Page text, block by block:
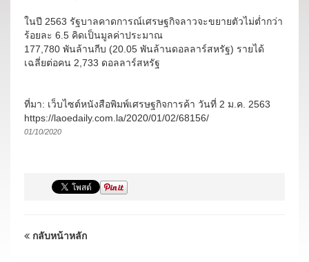
ในปี 2563 รัฐบาลคาดการณ์เศรษฐกิจลาวจะขยายตัวไม่ต่ำกว่า
ร้อยละ 6.5 คิดเป็นมูลค่าประมาณ
177,780 พันล้านกีบ (20.05 พันล้านดอลลาร์สหรัฐ) รายได้
เฉลี่ยต่อคน 2,733 ดอลลาร์สหรัฐ
ที่มา: เว็บไซต์หนังสือพิมพ์เศรษฐกิจการค้า วันที่ 2 ม.ค. 2563
https://laoedaily.com.la/2020/01/02/68156/
01/10/2020
กลับหน้าหลัก